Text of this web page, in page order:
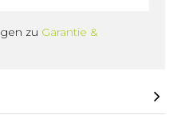
zu Garantie &